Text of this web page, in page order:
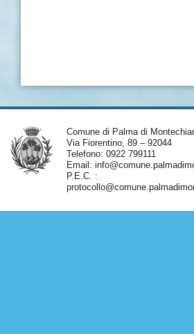
Comune di Palma di
Via Fiorentino, 89 – 92044
Telefono: 0922 799111
Email:
P.E.C. :